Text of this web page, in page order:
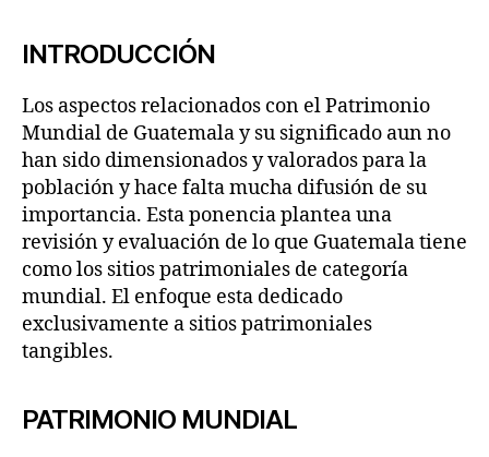
INTRODUCCIÓN
Los aspectos relacionados con el Patrimonio
Mundial de Guatemala y su significado aun no
han sido dimensionados y valorados para la
población y hace falta mucha difusión de su
importancia. Esta ponencia plantea una
revisión y evaluación de lo que Guatemala tiene
como los sitios patrimoniales de categoría
mundial. El enfoque esta dedicado
exclusivamente a sitios patrimoniales
tangibles.
PATRIMONIO MUNDIAL